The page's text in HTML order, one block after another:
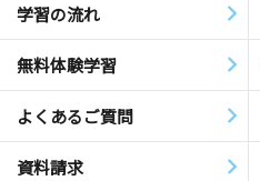
学習の流れ
無料体験学習
よくあるご質問
資料請求